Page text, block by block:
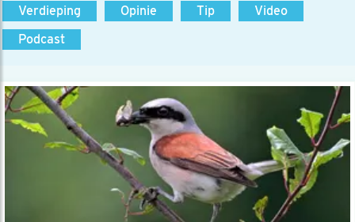
Verdieping
Opinie Tip
Video
Podcast